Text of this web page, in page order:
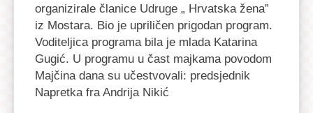
organizirale članice Udruge „ Hrvatska žena”
iz Mostara. Bio je upriličen prigodan program.
Voditeljica programa bila je mlada Katarina
Gugić. U programu u čast majkama povodom
Majčina dana su učestvovali: predsjednik
Napretka fra Andrija Nikić